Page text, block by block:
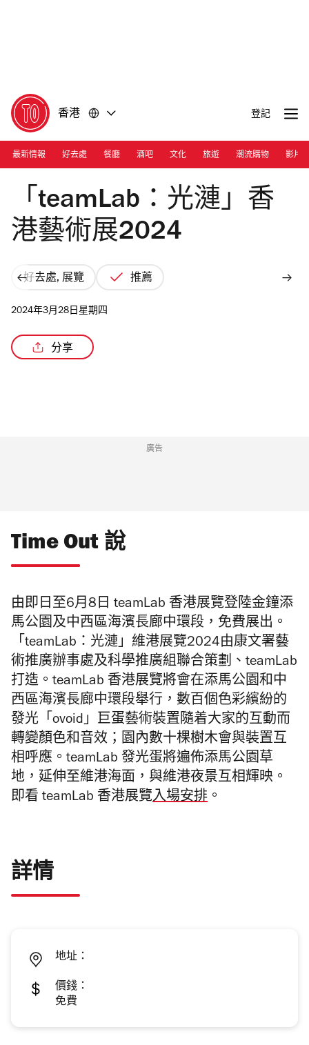
香港 登記
最新情報 好去處 餐廳 酒吧 文化 旅遊 潮流購物 影片
Photograph: Courtesy teamLab
「teamLab：光漣」香
港藝術展2024
好去處, 展覽 推薦
2024年3月28日星期四
分享
廣告
Time Out 說
由即日至6月8日 teamLab 香港展覽登陸金鐘添
馬公園及中西區海濱長廊中環段，免費展出。
「teamLab：光漣」維港展覽2024由康文署藝
術推廣辦事處及科學推廣組聯合策劃、teamLab
打造。teamLab 香港展覽將會在添馬公園和中
西區海濱長廊中環段舉行，數百個色彩繽紛的
發光「ovoid」巨蛋藝術裝置隨着大家的互動而
轉變顏色和音效；園內數十棵樹木會與裝置互
相呼應。teamLab 發光蛋將遍佈添馬公園草
地，延伸至維港海面，與維港夜景互相輝映。
即看 teamLab 香港展覽入場安排 。
詳情
地址：
價錢：
免費